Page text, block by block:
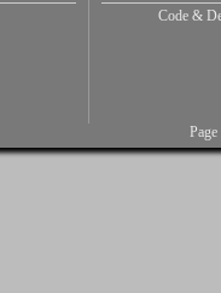
Code &